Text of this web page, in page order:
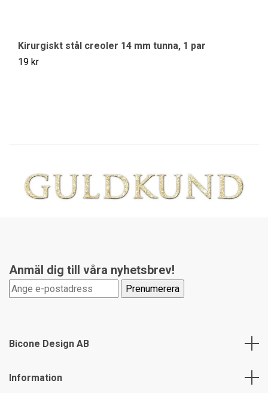
Kirurgiskt stål creoler 14 mm tunna, 1 par
19 kr
Anmäl dig till våra nyhetsbrev!
Bicone Design AB
Information